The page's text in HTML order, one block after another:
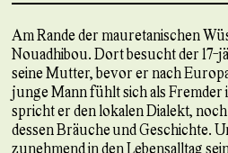
Am Rande der mauretanischen
Nouadhibou. Dort besucht der 17-
seine Mutter, bevor er nach
junge Mann fühlt sich als Fremder
spricht er den lokalen Dialekt,
dessen Bräuche und Geschichte.
zunehmend in den Lebensalltag